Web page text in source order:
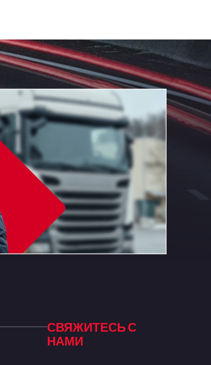
СВЯЖИТЕСЬ С
НАМИ